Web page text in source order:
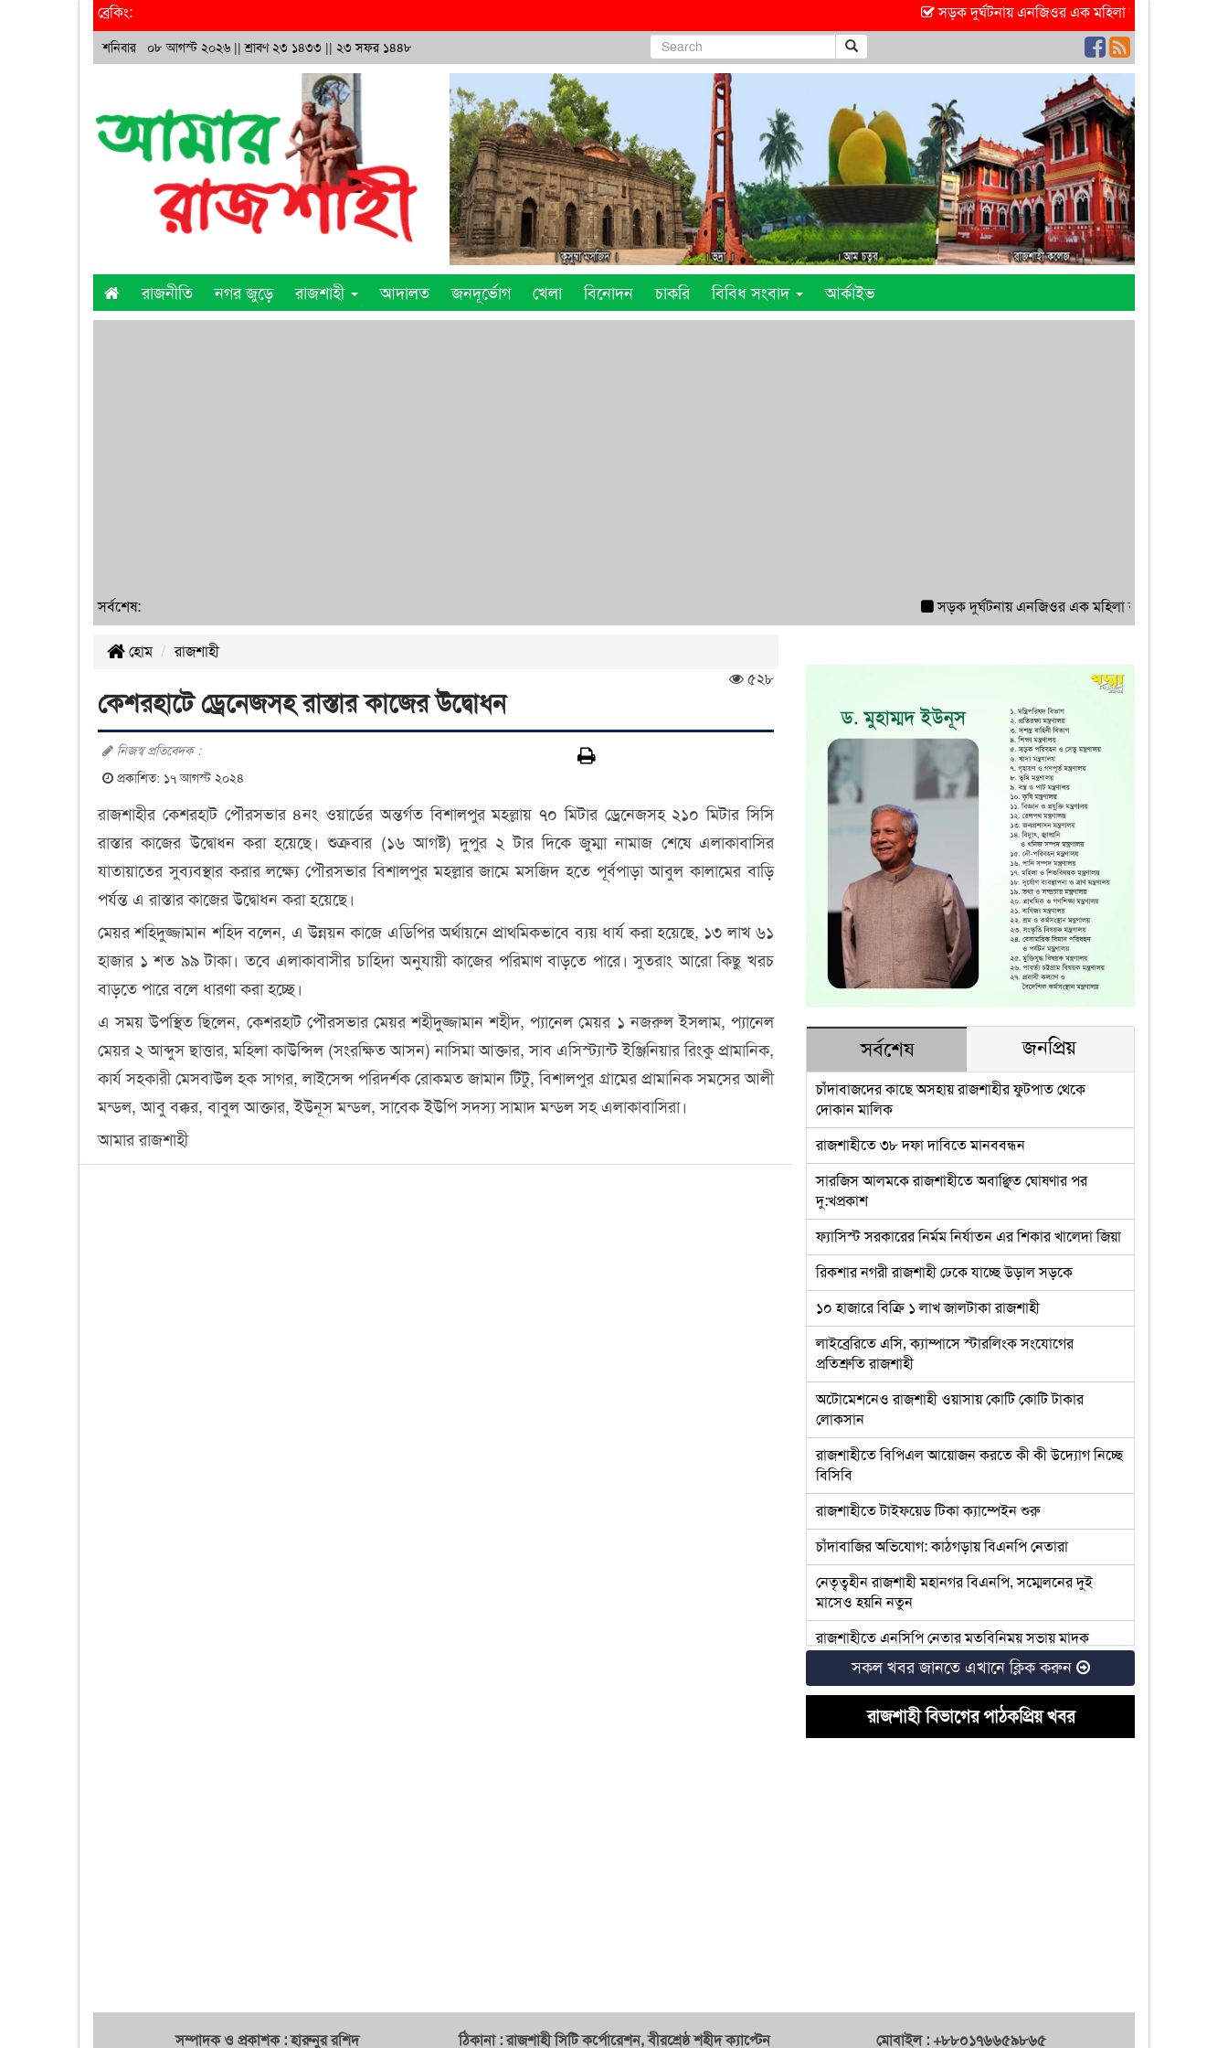
ব্রেকিং: সড়ক দুর্ঘটনায় এনজিওর এক মহিলা কর্মী আহত হয়েছে
শনিবার ০৮ আগস্ট ২০২৬ || শ্রাবণ ২৩ ১৪৩৩ || ২৩ সফর ১৪৪৮
রাজনীতি নগর জুড়ে রাজশাহী আদালত জনদূর্ভোগ খেলা বিনোদন চাকরি বিবিধ সংবাদ আর্কাইভ
সর্বশেষ: সড়ক দুর্ঘটনায় এনজিওর এক মহিলা কর্মী আহত হয়েছে
হোম
রাজশাহী
৫২৮
কেশরহাটে ড্রেনেজসহ রাস্তার কাজের উদ্বোধন
নিজস্ব প্রতিবেদক :
প্রকাশিত: ১৭ আগস্ট ২০২৪
রাজশাহীর কেশরহাট পৌরসভার ৪নং ওয়ার্ডের অন্তর্গত বিশালপুর মহল্লায় ৭০ মিটার ড্রেনেজসহ ২১০ মিটার সিসি
রাস্তার কাজের উদ্বোধন করা হয়েছে। শুক্রবার (১৬ আগষ্ট) দুপুর ২ টার দিকে জুম্মা নামাজ শেষে এলাকাবাসির
যাতায়াতের সুব্যবস্থার করার লক্ষ্যে পৌরসভার বিশালপুর মহল্লার জামে মসজিদ হতে পূর্বপাড়া আবুল কালামের বাড়ি
পর্যন্ত এ রাস্তার কাজের উদ্বোধন করা হয়েছে।
মেয়র শহিদুজ্জামান শহিদ বলেন, এ উন্নয়ন কাজে এডিপির অর্থায়নে প্রাথমিকভাবে ব্যয় ধার্য করা হয়েছে, ১৩ লাখ ৬১
হাজার ১ শত ৯৯ টাকা। তবে এলাকাবাসীর চাহিদা অনুযায়ী কাজের পরিমাণ বাড়তে পারে। সুতরাং আরো কিছু খরচ
বাড়তে পারে বলে ধারণা করা হচ্ছে।
এ সময় উপস্থিত ছিলেন, কেশরহাট পৌরসভার মেয়র শহীদুজ্জামান শহীদ, প্যানেল মেয়র ১ নজরুল ইসলাম, প্যানেল
মেয়র ২ আব্দুস ছাত্তার, মহিলা কাউন্সিল (সংরক্ষিত আসন) নাসিমা আক্তার, সাব এসিস্ট্যান্ট ইঞ্জিনিয়ার রিংকু প্রামানিক,
কার্য সহকারী মেসবাউল হক সাগর, লাইসেন্স পরিদর্শক রোকমত জামান টিটু, বিশালপুর গ্রামের প্রামানিক সমসের আলী
মন্ডল, আবু বক্কর, বাবুল আক্তার, ইউনূস মন্ডল, সাবেক ইউপি সদস্য সামাদ মন্ডল সহ এলাকাবাসিরা।
আমার রাজশাহী
সর্বশেষ জনপ্রিয়
চাঁদাবাজদের কাছে অসহায় রাজশাহীর ফুটপাত থেকে
দোকান মালিক
রাজশাহীতে ৩৮ দফা দাবিতে মানববন্ধন
সারজিস আলমকে রাজশাহীতে অবাঞ্ছিত ঘোষণার পর
দু:খপ্রকাশ
ফ্যাসিস্ট সরকারের নির্মম নির্যাতন এর শিকার খালেদা জিয়া
রিকশার নগরী রাজশাহী ঢেকে যাচ্ছে উড়াল সড়কে
১০ হাজারে বিক্রি ১ লাখ জালটাকা রাজশাহী
লাইব্রেরিতে এসি, ক্যাম্পাসে স্টারলিংক সংযোগের
প্রতিশ্রুতি রাজশাহী
অটোমেশনেও রাজশাহী ওয়াসায় কোটি কোটি টাকার
লোকসান
রাজশাহীতে বিপিএল আয়োজন করতে কী কী উদ্যোগ নিচ্ছে
বিসিবি
রাজশাহীতে টাইফয়েড টিকা ক্যাম্পেইন শুরু
চাঁদাবাজির অভিযোগ: কাঠগড়ায় বিএনপি নেতারা
নেতৃত্বহীন রাজশাহী মহানগর বিএনপি, সম্মেলনের দুই
মাসেও হয়নি নতুন
রাজশাহীতে এনসিপি নেতার মতবিনিময় সভায় মাদক
ব্যবসায়ীর উপস্থিতি
রাজশাহীতে আ.লীগ নেতার হিমাগারে নারী নির্যাতন,
গ্রেফতার ৩
সকল খবর জানতে এখানে ক্লিক করুন
রাজশাহী বিভাগের পাঠকপ্রিয় খবর
সম্পাদক ও প্রকাশক : হারুনুর রশিদ ঠিকানা : রাজশাহী সিটি কর্পোরেশন, বীরশ্রেষ্ঠ শহীদ ক্যাপ্টেন মোবাইল : +৮৮০১৭৬৬৫৯৮৬৫